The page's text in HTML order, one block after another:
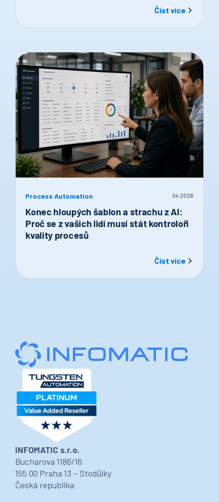
Číst více
Process Automation 04. 2026
Konec hloupých šablon a strachu z AI:
Proč se z vašich lidí musí stát kontroloři
kvality procesů
Číst více
INFOMATIC s.r.o.
Bucharova 1186/16
155 00 Praha 13 – Stodůlky
Česká republika